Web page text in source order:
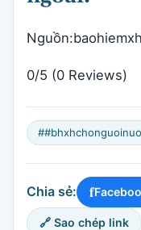
0/5 (0 Reviews)
Chia sẻ: f
🔗 Sao chép link